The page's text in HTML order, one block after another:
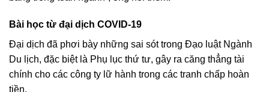
Bài học từ đại dịch COVID-19
Đại dịch đã phơi bày những sai sót trong Đạo luật Ngành
Du lịch, đặc biệt là Phụ lục thứ tư, gây ra căng thẳng tài
chính cho các công ty lữ hành trong các tranh chấp hoàn
tiền.